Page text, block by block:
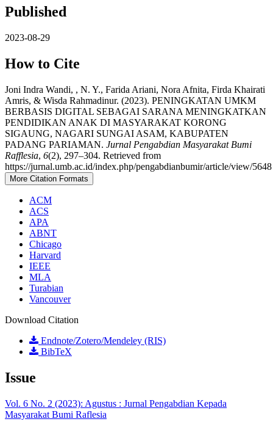
Published
2023-08-29
How to Cite
Joni Indra Wandi, , N. Y., Farida Ariani, Nora Afnita, Firda Khairati
Amris, & Wisda Rahmadinur. (2023). PENINGKATAN UMKM
BERBASIS DIGITAL SEBAGAI SARANA MENINGKATKAN
PENDIDIKAN ANAK DI MASYARAKAT KORONG
SIGAUNG, NAGARI SUNGAI ASAM, KABUPATEN
PADANG PARIAMAN. Jurnal Pengabdian Masyarakat Bumi
Rafflesia, 6(2), 297–304. Retrieved from
https://jurnal.umb.ac.id/index.php/pengabdianbumir/article/view/5648
More Citation Formats
ACM
ACS
APA
ABNT
Chicago
Harvard
IEEE
MLA
Turabian
Vancouver
Download Citation
Endnote/Zotero/Mendeley (RIS)
BibTeX
Issue
Vol. 6 No. 2 (2023): Agustus : Jurnal Pengabdian Kepada
Masyarakat Bumi Raflesia